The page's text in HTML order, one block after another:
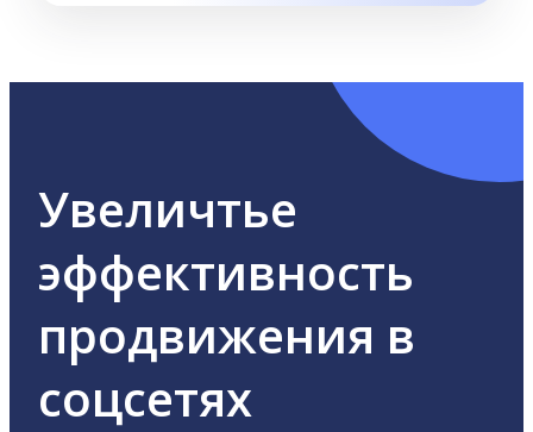
Увеличтье
эффективность
продвижения в
соцсетях